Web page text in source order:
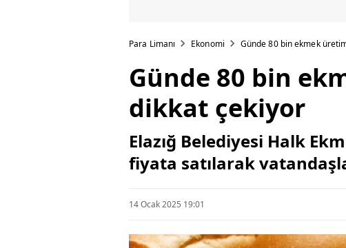
Para Limanı Ekonomi Günde 80 bin ekmek
Günde 80 bin
dikkat çekiyor
Elazığ Belediyesi Halk
fiyata satılarak
14 Ocak 2025 19:01